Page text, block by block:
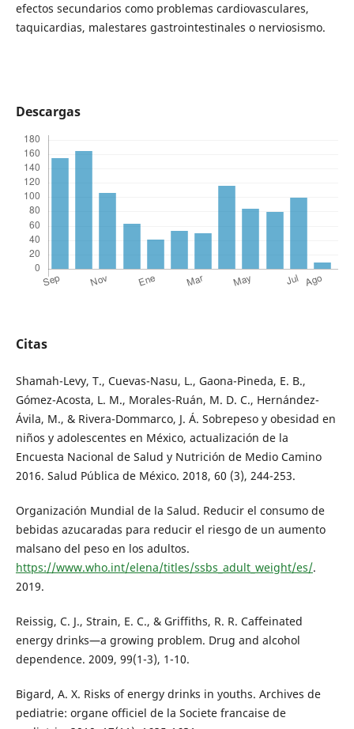
efectos secundarios como problemas cardiovasculares,
taquicardias, malestares gastrointestinales o nerviosismo.
Descargas
Citas
Shamah-Levy, T., Cuevas-Nasu, L., Gaona-Pineda, E. B.,
Gómez-Acosta, L. M., Morales-Ruán, M. D. C., Hernández-
Ávila, M., & Rivera-Dommarco, J. Á. Sobrepeso y obesidad en
niños y adolescentes en México, actualización de la
Encuesta Nacional de Salud y Nutrición de Medio Camino
2016. Salud Pública de México. 2018, 60 (3), 244-253.
Organización Mundial de la Salud. Reducir el consumo de
bebidas azucaradas para reducir el riesgo de un aumento
malsano del peso en los adultos.
https://www.who.int/elena/titles/ssbs_adult_weight/es/.
2019.
Reissig, C. J., Strain, E. C., & Griffiths, R. R. Caffeinated
energy drinks—a growing problem. Drug and alcohol
dependence. 2009, 99(1-3), 1-10.
Bigard, A. X. Risks of energy drinks in youths. Archives de
pediatrie: organe officiel de la Societe francaise de